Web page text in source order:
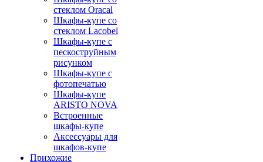
стеклом Oracal
Шкафы-купе со
стеклом Lacobel
Шкафы-купе с
пескоструйным
рисунком
Шкафы-купе с
фотопечатью
Шкафы-купе
ARISTO NOVA
Встроенные
шкафы-купе
Аксессуары для
шкафов-купе
Прихожие